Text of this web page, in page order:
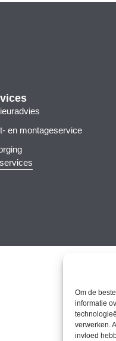
Om de
informatie
verwerken.
invloed
en montageservice